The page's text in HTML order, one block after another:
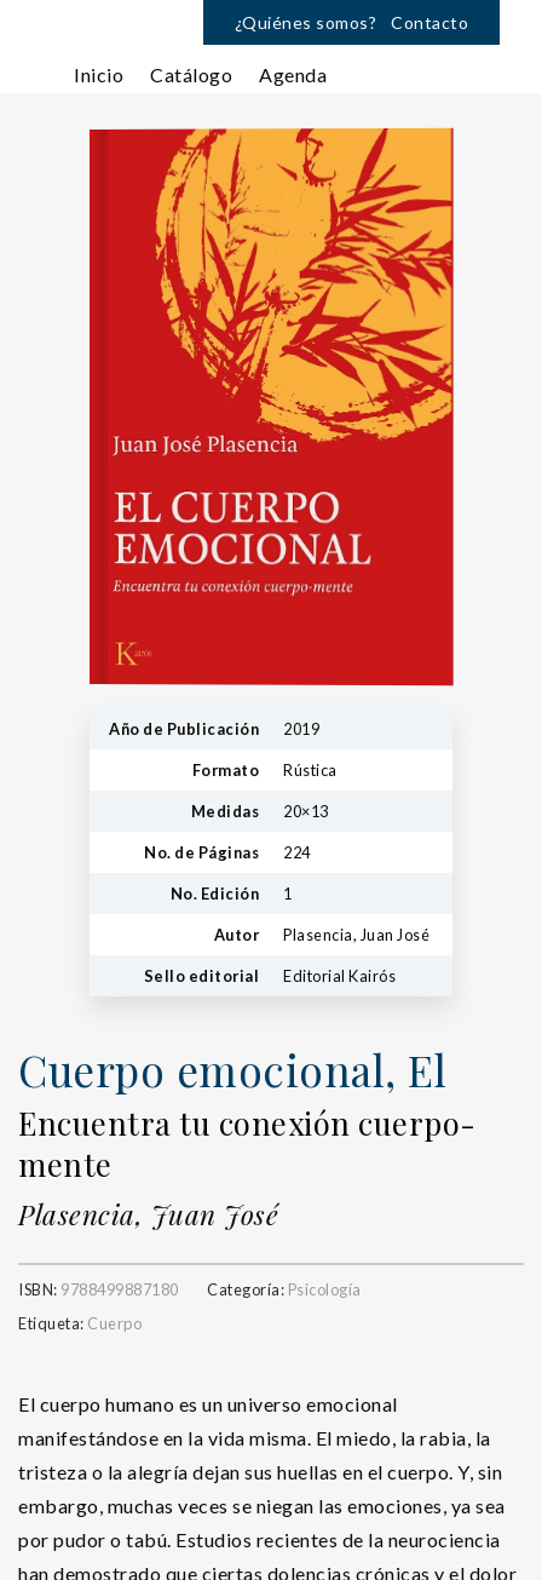
¿Quiénes somos? Contacto
Inicio Catálogo Agenda
Año de Publicación 2019
Formato Rústica
Medidas 20×13
No. de Páginas 224
No. Edición 1
Autor Plasencia, Juan José
Sello editorial Editorial Kairós
Cuerpo emocional, El
Encuentra tu conexión cuerpo-
mente
Plasencia, Juan José
ISBN: 9788499887180 Categoría: Psicología
Etiqueta: Cuerpo
El cuerpo humano es un universo emocional
manifestándose en la vida misma. El miedo, la rabia, la
tristeza o la alegría dejan sus huellas en el cuerpo. Y, sin
embargo, muchas veces se niegan las emociones, ya sea
por pudor o tabú. Estudios recientes de la neurociencia
han demostrado que ciertas dolencias crónicas y el dolor